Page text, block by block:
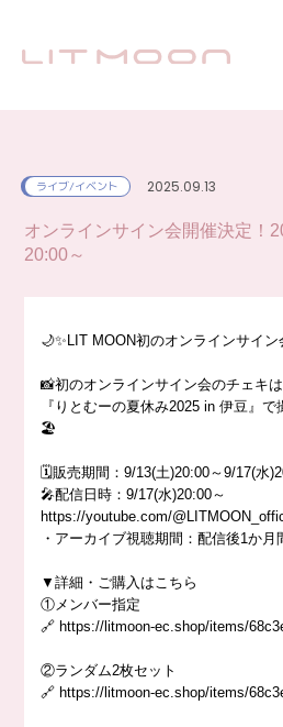
ライブ/イベント 2025.09.13
オンラインサイン会開催決定！
20:00～
🌙✨LIT MOON初のオンラインサイン
📸初のオンラインサイン会のチェキ
『りとむーの夏休み2025 in 伊豆』
🏖️
🗓️販売期間：9/13(土)20:00～9/17(水
🎤配信日時：9/17(水)20:00～
https://youtube.com/
・アーカイブ視聴期間：配信後1か月
▼詳細・ご購入はこちら
①メンバー指定
🔗 https://litmoon-ec.shop/items/
②ランダム2枚セット
🔗 https://litmoon-ec.shop/items/